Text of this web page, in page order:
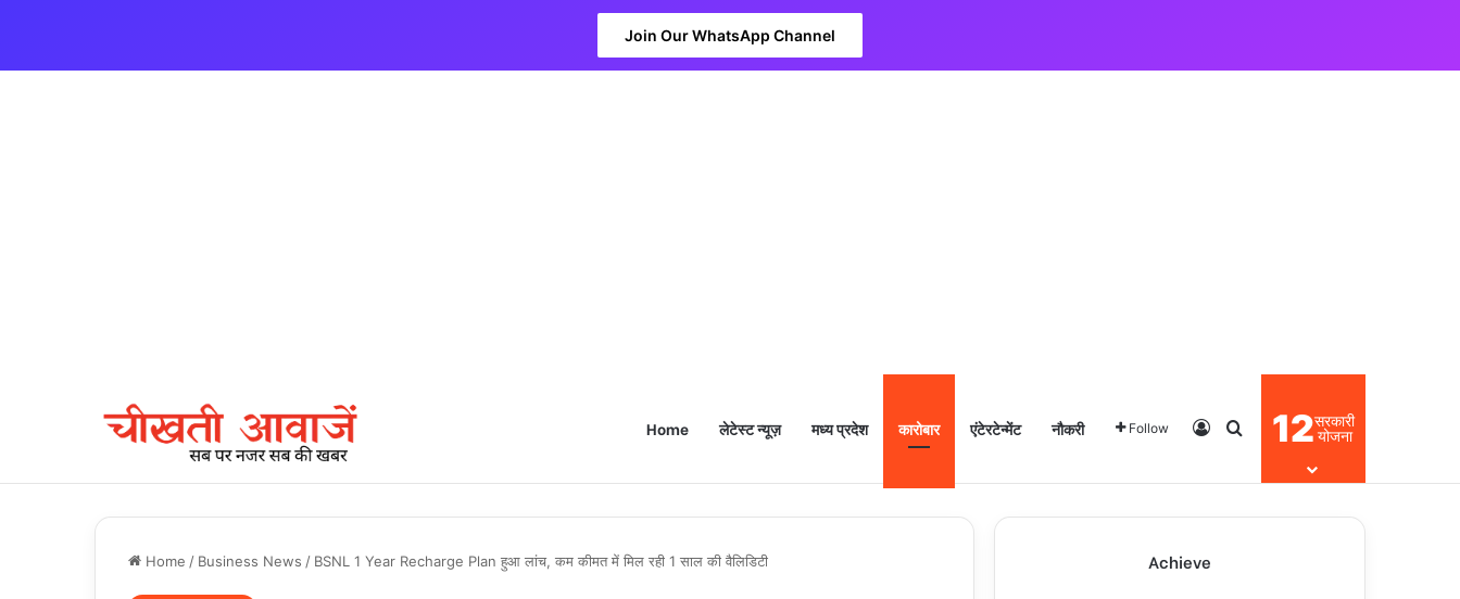
Join Our WhatsApp Channel
Home लेटेस्ट न्यूज़ मध्य प्रदेश कारोबार एंटेरटेन्मेंट नौकरी Follow Log InSearch for
12सरकारी
योजना
Home / Business News / BSNL 1 Year Recharge Plan हुआ लांच, कम कीमत में मिल रही 1 साल की वैलिडिटी Achieve